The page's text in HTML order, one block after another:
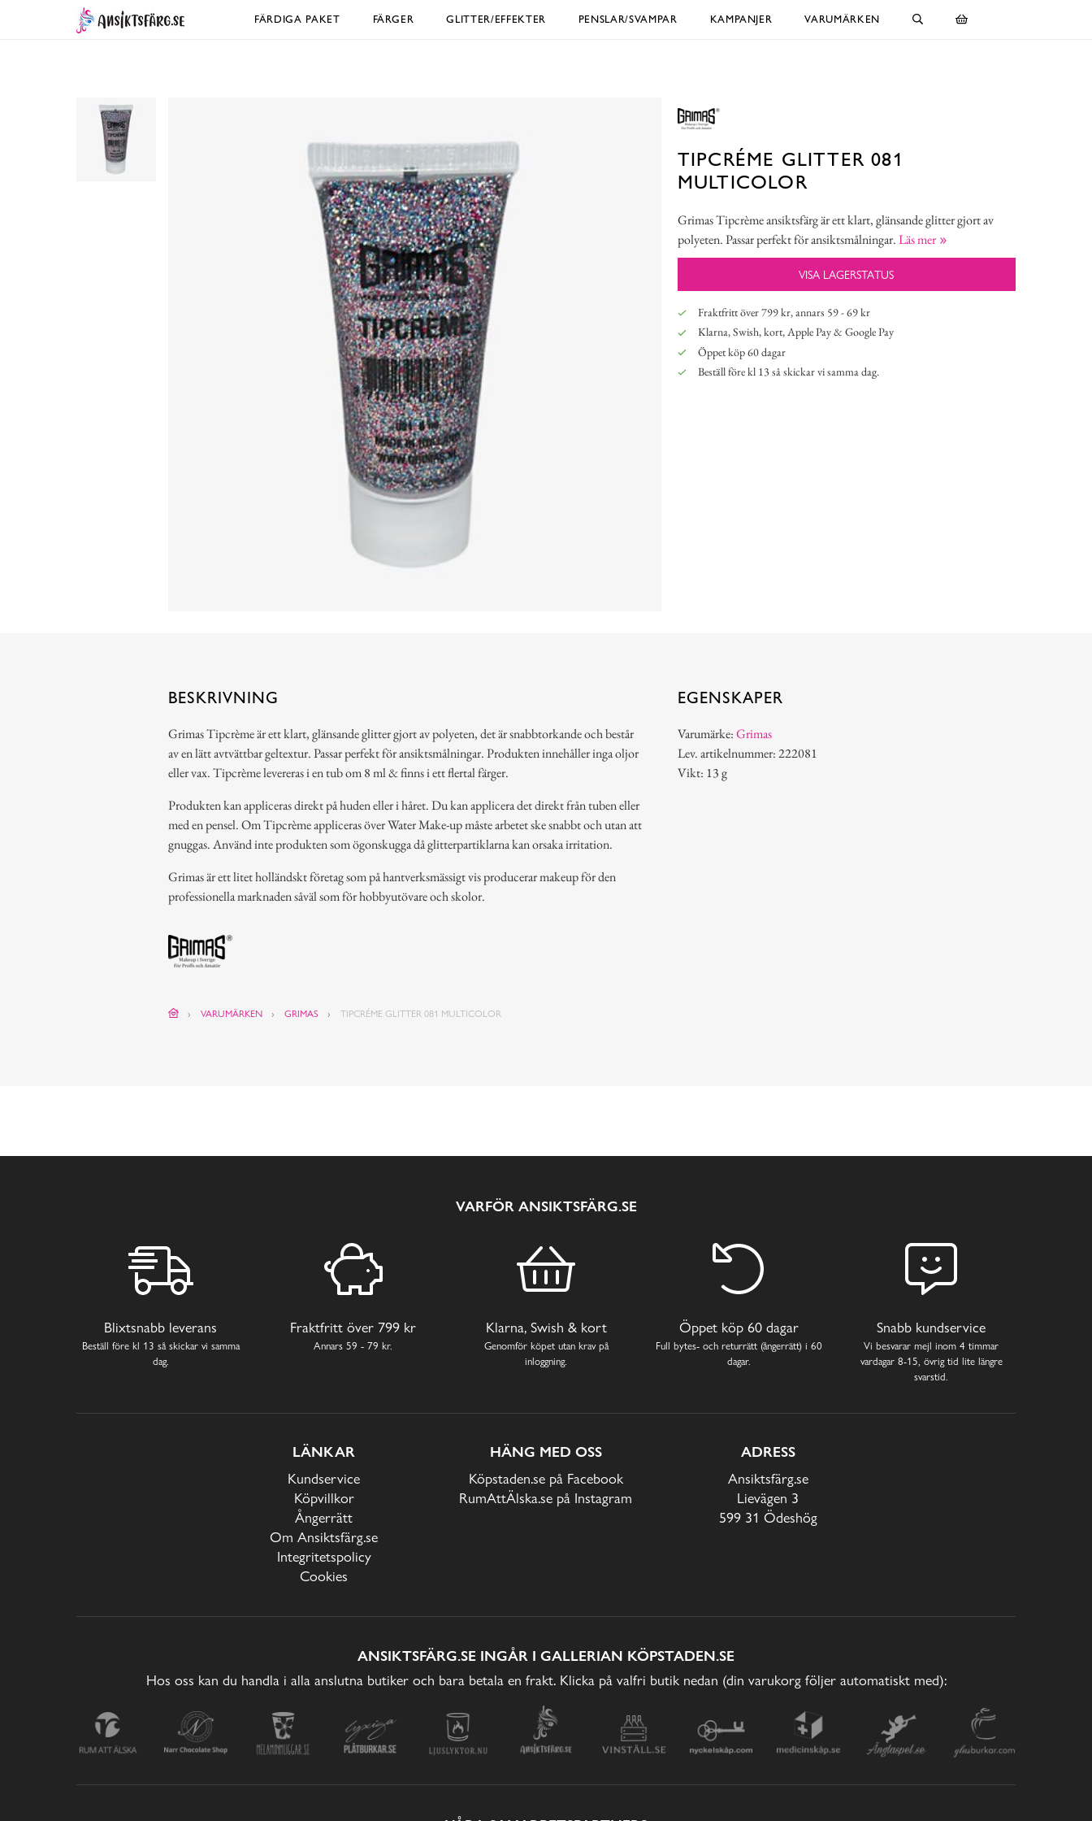
FÄRDIGA PAKET FÄRGER GLITTER/EFFEKTER PENSLAR/SVAMPAR KAMPANJER VARUMÄRKEN
TIPCRÉME GLITTER 081
MULTICOLOR
Grimas Tipcrème ansiktsfärg är ett klart, glänsande glitter gjort av
polyeten. Passar perfekt för ansiktsmålningar.Läs mer
VISA LAGERSTATUS
Fraktfritt över 799 kr, annars 59 - 69 kr
Klarna, Swish, kort, Apple Pay & Google Pay
Öppet köp 60 dagar
Beställ före kl 13 så skickar vi samma dag.
BESKRIVNING
Grimas Tipcrème är ett klart, glänsande glitter gjort av polyeten, det är snabbtorkande och består
av en lätt avtvättbar geltextur. Passar perfekt för ansiktsmålningar. Produkten innehåller inga oljor
eller vax. Tipcrème levereras i en tub om 8 ml & finns i ett flertal färger.
Produkten kan appliceras direkt på huden eller i håret. Du kan applicera det direkt från tuben eller
med en pensel. Om Tipcrème appliceras över Water Make-up måste arbetet ske snabbt och utan att
gnuggas. Använd inte produkten som ögonskugga då glitterpartiklarna kan orsaka irritation.
Grimas är ett litet holländskt företag som på hantverksmässigt vis producerar makeup för den
professionella marknaden såväl som för hobbyutövare och skolor.
EGENSKAPER
Varumärke:Grimas
Lev. artikelnummer: 222081
Vikt: 13 g
VARUMÄRKEN GRIMAS TIPCRÉME GLITTER 081 MULTICOLOR
VARFÖR ANSIKTSFÄRG.SE
Blixtsnabb leverans
Beställ före kl 13 så skickar vi samma
dag.
Fraktfritt över 799 kr
Annars 59 - 79 kr.
Klarna, Swish & kort
Genomför köpet utan krav på
inloggning.
Öppet köp 60 dagar
Full bytes- och returrätt (ångerrätt) i 60
dagar.
Snabb kundservice
Vi besvarar mejl inom 4 timmar
vardagar 8-15, övrig tid lite längre
svarstid.
LÄNKAR
Kundservice
Köpvillkor
Ångerrätt
Om Ansiktsfärg.se
Integritetspolicy
Cookies
HÄNG MED OSS
Köpstaden.se på Facebook
RumAttÄlska.se på Instagram
ADRESS
Ansiktsfärg.se
Lievägen 3
599 31 Ödeshög
ANSIKTSFÄRG.SE INGÅR I GALLERIAN KÖPSTADEN.SE
Hos oss kan du handla i alla anslutna butiker och bara betala en frakt. Klicka på valfri butik nedan (din varukorg följer automatiskt med):